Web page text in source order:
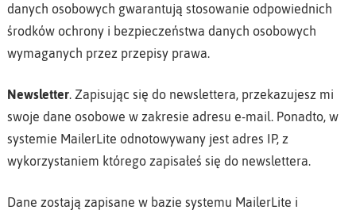
danych osobowych gwarantują stosowanie odpowiednich
środków ochrony i bezpieczeństwa danych osobowych
wymaganych przez przepisy prawa.
Newsletter. Zapisując się do newslettera, przekazujesz mi
swoje dane osobowe w zakresie adresu e-mail. Ponadto, w
systemie MailerLite odnotowywany jest adres IP, z
wykorzystaniem którego zapisałeś się do newslettera.
Dane zostają zapisane w bazie systemu MailerLite i